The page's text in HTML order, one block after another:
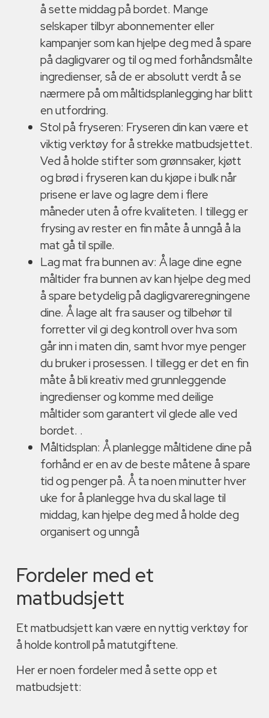
å sette middag på bordet. Mange
selskaper tilbyr abonnementer eller
kampanjer som kan hjelpe deg med å spare
på dagligvarer og til og med forhåndsmålte
ingredienser, så de er absolutt verdt å se
nærmere på om måltidsplanlegging har blitt
en utfordring.
Stol på fryseren: Fryseren din kan være et
viktig verktøy for å strekke matbudsjettet.
Ved å holde stifter som grønnsaker, kjøtt
og brød i fryseren kan du kjøpe i bulk når
prisene er lave og lagre dem i flere
måneder uten å ofre kvaliteten. I tillegg er
frysing av rester en fin måte å unngå å la
mat gå til spille.
Lag mat fra bunnen av: Å lage dine egne
måltider fra bunnen av kan hjelpe deg med
å spare betydelig på dagligvareregningene
dine. Å lage alt fra sauser og tilbehør til
forretter vil gi deg kontroll over hva som
går inn i maten din, samt hvor mye penger
du bruker i prosessen. I tillegg er det en fin
måte å bli kreativ med grunnleggende
ingredienser og komme med deilige
måltider som garantert vil glede alle ved
bordet. .
Måltidsplan: Å planlegge måltidene dine på
forhånd er en av de beste måtene å spare
tid og penger på. Å ta noen minutter hver
uke for å planlegge hva du skal lage til
middag, kan hjelpe deg med å holde deg
organisert og unngå
Fordeler med et
matbudsjett
Et matbudsjett kan være en nyttig verktøy for
å holde kontroll på matutgiftene.
Her er noen fordeler med å sette opp et
matbudsjett: